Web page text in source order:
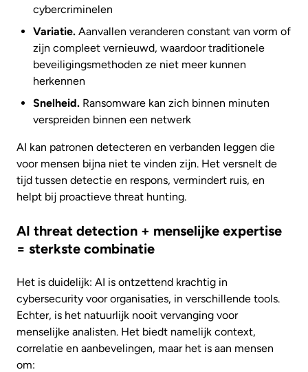
cybercriminelen
Variatie. Aanvallen veranderen constant van vorm of
zijn compleet vernieuwd, waardoor traditionele
beveiligingsmethoden ze niet meer kunnen
herkennen
Snelheid. Ransomware kan zich binnen minuten
verspreiden binnen een netwerk
AI kan patronen detecteren en verbanden leggen die
voor mensen bijna niet te vinden zijn. Het versnelt de
tijd tussen detectie en respons, vermindert ruis, en
helpt bij proactieve threat hunting.
AI threat detection + menselijke expertise
= sterkste combinatie
Het is duidelijk: AI is ontzettend krachtig in
cybersecurity voor organisaties, in verschillende tools.
Echter, is het natuurlijk nooit vervanging voor
menselijke analisten. Het biedt namelijk context,
correlatie en aanbevelingen, maar het is aan mensen
om: